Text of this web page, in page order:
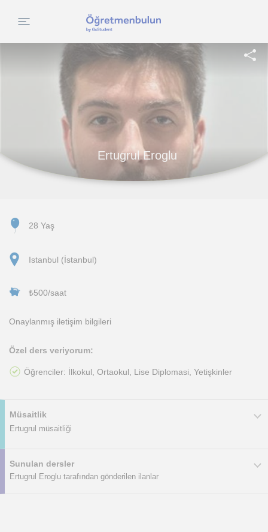
Ertugrul Eroglu
28 Yaş
Istanbul (İstanbul)
₺500/saat
Onaylanmış iletişim bilgileri
Özel ders veriyorum:
Öğrenciler: İlkokul, Ortaokul, Lise Diplomasi, Yetişkinler
Müsaitlik
Ertugrul müsaitliği
Sunulan dersler
Ertugrul Eroglu tarafından gönderilen ilanlar